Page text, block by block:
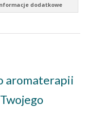
dodatkowe
aromaterapii